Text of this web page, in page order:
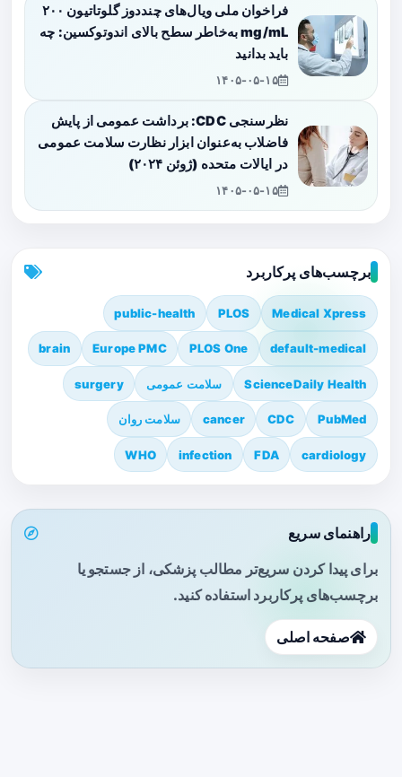
فراخوان ملی ویال‌های چنددوز گلوتاتیون ۲۰۰
mg/mL به‌خاطر سطح بالای اندوتوکسین: چه
باید بدانید
۱۴۰۵-۰۵-۱۵
نظرسنجی CDC: برداشت عمومی از پایش
فاضلاب به‌عنوان ابزار نظارت سلامت عمومی
در ایالات متحده (ژوئن ۲۰۲۴)
۱۴۰۵-۰۵-۱۵
برچسب‌های پرکاربرد
Medical Xpress
PLOS
public-health
default-medical
PLOS One
Europe PMC
brain
ScienceDaily Health سلامت عمومی surgery
PubMed
CDC
cancer سلامت روان
cardiology
FDA
infection
WHO
راهنمای سریع
برای پیدا کردن سریع‌تر مطالب پزشکی، از جستجو یا
برچسب‌های پرکاربرد استفاده کنید.
صفحه اصلی